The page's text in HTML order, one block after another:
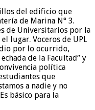
del edificio que
de Marina N° 3.
de Universitarios por la
lugar. Voceros de UPL
por lo ocurrido,
de la Facultad” y
política
que
a nadie y no
básico para la